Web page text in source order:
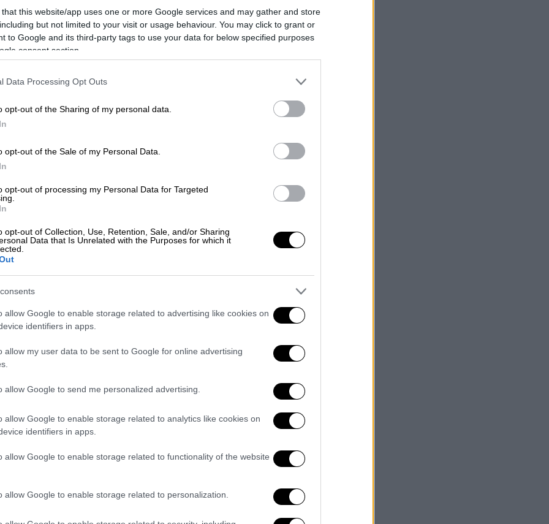
that this website/app uses one or more Google services and may gather and store
but not limited to your visit or usage behaviour. You may click to grant or
to Google and its third-party tags to use your data for below specified purposes
consent section.
Data Processing Opt Outs
opt-out of the Sharing of my personal data.
opt-out of the Sale of my Personal Data.
opt-out of processing my Personal Data for Targeted
opt-out of Collection, Use, Retention, Sale, and/or Sharing
Data that Is Unrelated with the Purposes for which it
allow Google to enable storage related to advertising like cookies on
identifiers in apps.
allow my user data to be sent to Google for online advertising
allow Google to send me personalized advertising.
allow Google to enable storage related to analytics like cookies on
identifiers in apps.
allow Google to enable storage related to functionality of the website
allow Google to enable storage related to personalization.
των ΗΠΑ
και από τις δύο πλευρές πιστεύουν ότι
-η οικονομική σύγκρουση πλήρους
ηεκεχειρίαδεν βασίζεται στην
εργάζονται για να μειώσουν την
να προχωρήσει στους προηγμένους
εξαγωγές της, ώστε να μπορεί να
Η Αμερική προσπαθεί να σπάσει την
γαίες.
για να συνεργαστεί και ελπίζει να
αγορά περισσότερων γεωργικών
έχει δώσει ξανά αυτή την υπόσχεση στο
έχουν ανακτήσει ποτέ το χαμένο
το καθοριστικό πεδίο ανταγωνισμού του
όχι πολύ.
σχετικά με τις δικλείδες ασφαλείας
με κάθε τρόπο να διατηρήσει ανοιχτούς
όσον αφορά τον έλεγχο των
αποτρεπτικό μέσο είναι η
υπολογιστική ισχύ.
σχετικά με την υπεύθυνη διαχείριση -
του συμφέροντα χωρίς να λαμβάνει υπόψη
Ταϊβάν
. Ο Σι θέλει δικαίωμα βέτο στις